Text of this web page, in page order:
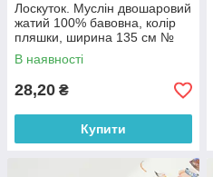
Лоскуток. Муслін двошаровий
жатий 100% бавовна, колір
пляшки, ширина 135 см №
МЖ2-70,45*50 см
В наявності
28,20 ₴
Купити